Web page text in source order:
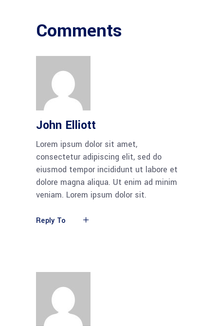
Comments
John Elliott
Lorem ipsum dolor sit amet,
consectetur adipiscing elit, sed do
eiusmod tempor incididunt ut labore et
dolore magna aliqua. Ut enim ad minim
veniam. Lorem ipsum dolor sit.
Reply To